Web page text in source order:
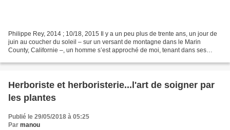
Philippe Rey, 2014 ; 10/18, 2015 Il y a un peu plus de trente ans, un jour de
juin au coucher du soleil – sur un versant de montagne dans le Marin
County, Californie –, un homme s’est approché de moi, tenant dans ses
Herboriste et herboristerie...l'art de soigner par
les plantes
Publié le 29/05/2018 à 05:25
Par manou